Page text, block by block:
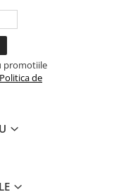
promotiile
Politica de